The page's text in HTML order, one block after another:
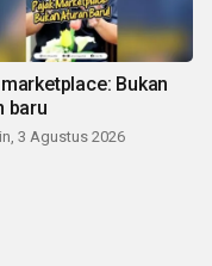
Bukan
baru
3 Agustus 2026